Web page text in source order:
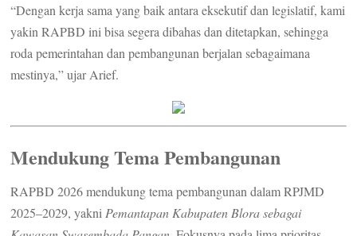
“Dengan kerja sama yang baik antara eksekutif dan legislatif, kami
yakin RAPBD ini bisa segera dibahas dan ditetapkan, sehingga
roda pemerintahan dan pembangunan berjalan sebagaimana
mestinya,” ujar Arief.
Mendukung Tema Pembangunan
RAPBD 2026 mendukung tema pembangunan dalam RPJMD
2025–2029, yakni Pemantapan Kabupaten Blora sebagai